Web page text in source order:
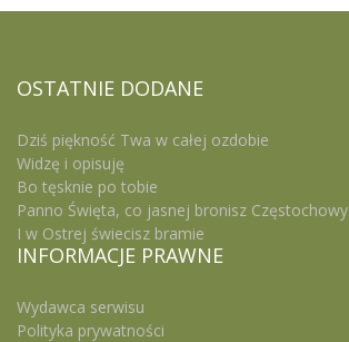
OSTATNIE DODANE
Dziś piękność Twa w całej ozdobie
Widzę i opisuję
Bo tęsknie po tobie
Panno Święta, co jasnej bronisz Częstochowy
I w Ostrej świecisz bramie
INFORMACJE PRAWNE
Wydawca serwisu
Polityka prywatności